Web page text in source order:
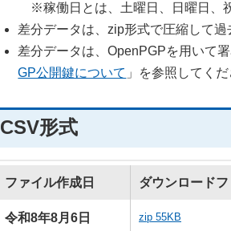
※稼働日とは、土曜日、日曜日、
差分データは、zip形式で圧縮して
差分データは、OpenPGPを用いて
GP公開鍵について 」を参照してく
CSV形式
ファイル作成日 ダウンロード
令和8年8月6日 zip 55KB